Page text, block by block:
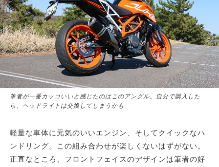
筆者が一番カッコいいと感じたのはこのアングル。自分で購入した
ら、ヘッドライトは交換してしまうかも
軽量な車体に元気のいいエンジン、そしてクイックなハ
ンドリング。この組み合わせが楽しくないはずがない。
正直なところ、フロントフェイスのデザインは筆者の好